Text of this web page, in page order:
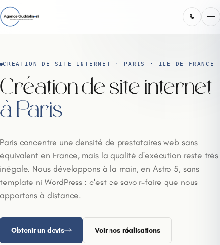
CRÉATION DE SITE INTERNET · PARIS · ÎLE-DE-FRANCE
Création de site internet
à Paris
Paris concentre une densité de prestataires web sans
équivalent en France, mais la qualité d'exécution reste très
inégale. Nous développons à la main, en Astro 5, sans
template ni WordPress : c'est ce savoir-faire que nous
apportons à distance.
Obtenir un devis Voir nos réalisations